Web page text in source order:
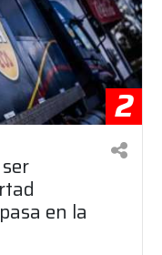
2
en la